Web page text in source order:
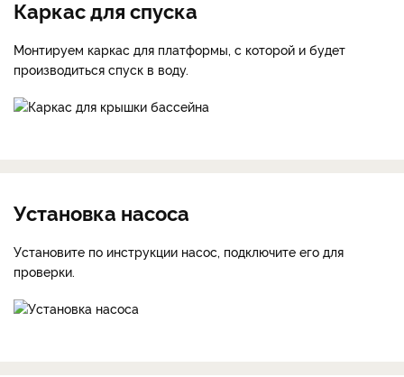
Каркас для спуска
Монтируем каркас для платформы, с которой и будет
производиться спуск в воду.
Установка насоса
Установите по инструкции насос, подключите его для
проверки.